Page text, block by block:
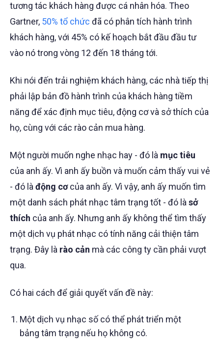
tương tác khách hàng được cá nhân hóa. Theo
Gartner, 50% tổ chức đã có phân tích hành trình
khách hàng, với 45% có kế hoạch bắt đầu đầu tư
vào nó trong vòng 12 đến 18 tháng tới.
Khi nói đến trải nghiệm khách hàng, các nhà tiếp thị
phải lập bản đồ hành trình của khách hàng tiềm
năng để xác định mục tiêu, động cơ và sở thích của
họ, cùng với các rào cản mua hàng.
Một người muốn nghe nhạc hay - đó là mục tiêu
của anh ấy. Vì anh ấy buồn và muốn cảm thấy vui vẻ
- đó là động cơcủa anh ấy. Vì vậy, anh ấy muốn tìm
một danh sách phát nhạc tâm trạng tốt - đó là sở
thích của anh ấy. Nhưng anh ấy không thể tìm thấy
một dịch vụ phát nhạc có tính năng cải thiện tâm
trạng. Đây là rào cản mà các công ty cần phải vượt
qua.
Có hai cách để giải quyết vấn đề này:
Một dịch vụ nhạc số có thể phát triển một
bảng tâm trạng nếu họ không có.